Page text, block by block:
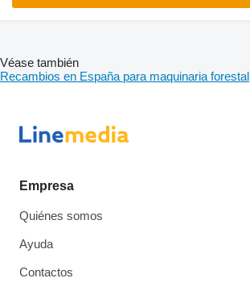
Véase también
Recambios en España para maquinaria forestal
Empresa
Quiénes somos
Ayuda
Contactos